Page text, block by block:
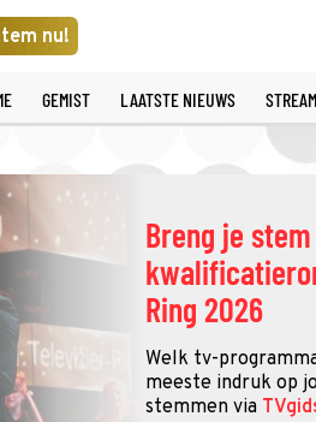
nu!
GEMIST LAATSTE NIEUWS
Breng je
Ring 2026
Welk tv-
meeste indruk op
stemmen via